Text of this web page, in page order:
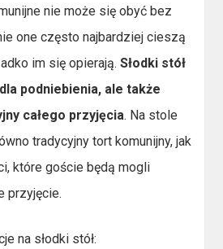
nie może się obyć bez
one często najbardziej cieszą
im się opierają.Słodki stół
podniebienia, ale także
całego przyjęcia. Na stole
tradycyjny tort komunijny, jak
które goście będą mogli
przyjęcie.
na słodki stół: